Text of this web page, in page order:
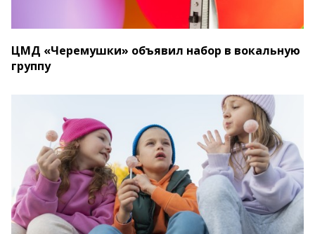
ЦМД «Черемушки» объявил набор в вокальную
группу